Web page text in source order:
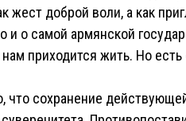
жест доброй воли, а как
и о самой армянской
нам приходится жить. Но
сохранение